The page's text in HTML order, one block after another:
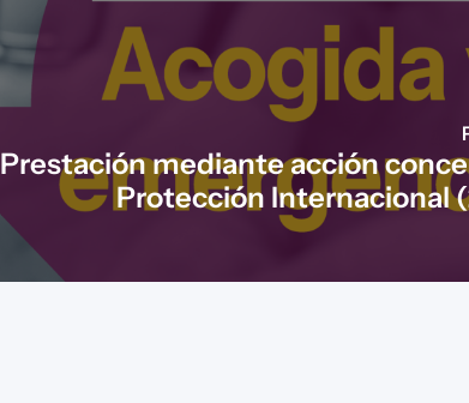
Prestación mediante acción
Protección Internacional